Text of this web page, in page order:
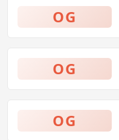
OG
OG
OG